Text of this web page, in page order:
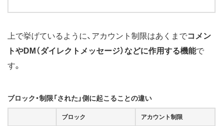
上で挙げているように、アカウント制限はあくまでコメン
トやDM（ダイレクトメッセージ）などに作用する機能で
す。
ブロック・制限「された」側に起こることの違い
ブロック アカウント制限